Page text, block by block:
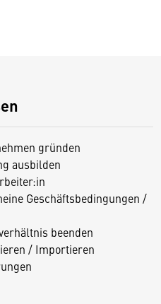
gründen
ausbilden
Geschäftsbedingungen /
beenden
/ Importieren